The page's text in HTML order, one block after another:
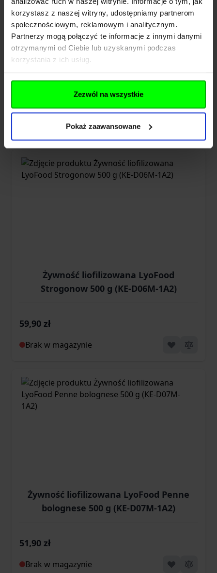
korzystasz z naszej witryny, udostępniamy partnerom
społecznościowym, reklamowym i analitycznym.
Partnerzy mogą połączyć te informacje z innymi danymi
otrzymanymi od Ciebie lub uzyskanymi podczas
korzystania z ich usług.
Zezwól na wszystkie
Pokaż zaawansowane
Żywność liofilizowana LyoFood
Brak w magazynie
Żywność liofilizowana LyoFood
Strogonow 500 g (KE-D06M-1A2)
59,90 zł
Brak w magazynie
Żywność liofilizowana LyoFood Penne
bolognese 500 g (KE-D07M-1A2)
51,90 zł
Brak w magazynie